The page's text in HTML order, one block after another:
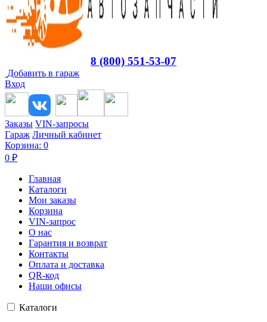
8 (800) 551-53-07
Добавить в гараж
Вход
Заказы VIN-запросы
Гараж Личный кабинет
Корзина: 0
0 ₽
Главная
Каталоги
Мои заказы
Корзина
VIN-запрос
О нас
Гарантия и возврат
Контакты
Оплата и доставка
QR-код
Наши офисы
Каталоги